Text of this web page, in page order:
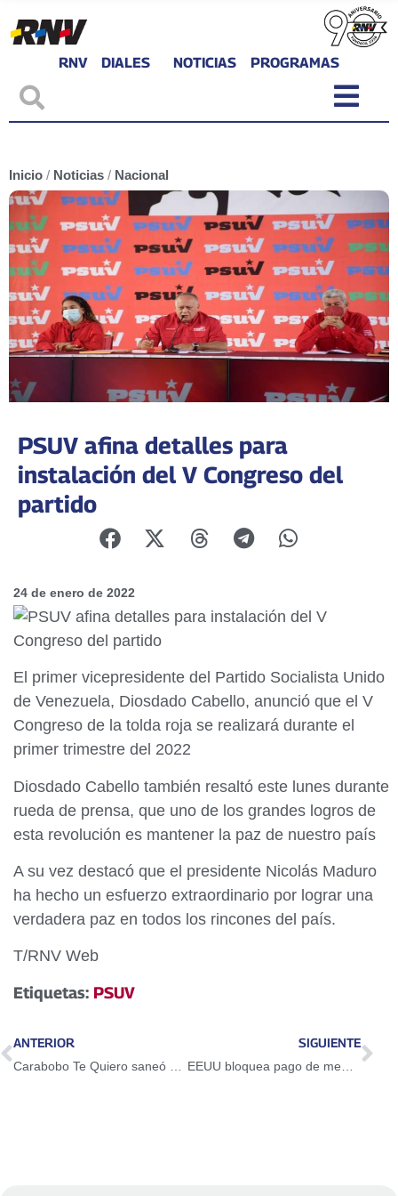
RNV DIALES NOTICIAS PROGRAMAS
Inicio / Noticias / Nacional
PSUV afina detalles para
instalación del V Congreso del
partido
24 de enero de 2022
El primer vicepresidente del Partido Socialista Unido
de Venezuela, Diosdado Cabello, anunció que el V
Congreso de la tolda roja se realizará durante el
primer trimestre del 2022
Diosdado Cabello también resaltó este lunes durante
rueda de prensa, que uno de los grandes logros de
esta revolución es mantener la paz de nuestro país
A su vez destacó que el presidente Nicolás Maduro
ha hecho un esfuerzo extraordinario por lograr una
verdadera paz en todos los rincones del país.
T/RNV Web
Etiquetas: PSUV
ANTERIOR SIGUIENTE